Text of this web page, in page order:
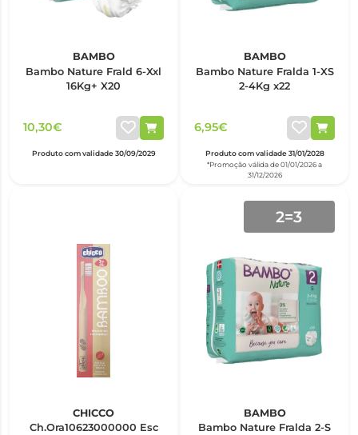
BAMBO
Bambo Nature Frald 6-Xxl
16Kg+ X20
10,30€
Produto com validade 30/09/2029
*Promoção válida de 01/01/2026 a
31/12/2026
BAMBO
Bambo Nature Fralda 1-XS
2-4Kg x22
6,95€
Produto com validade 31/01/2028
CHICCO
Ch.Ora10623000000 Esc
2=3
BAMBO
Bambo Nature Fralda 2-S